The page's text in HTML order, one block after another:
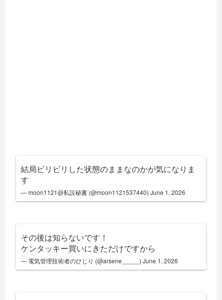
結局ビリビリした状態のままなのかが気になりま
す
— moon1121@私設秘書 (@moon1121537440)June 1, 2026
その後は知らないです！
ケンタッキー買いにきただけですから
— 電気管理技術者のひじり (@arsene_____)June 1, 2026